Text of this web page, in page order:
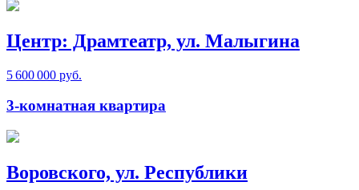
Центр: Драмтеатр, ул. Малыгина
5 600 000 руб.
3-комнатная квартира
Воровского, ул. Республики